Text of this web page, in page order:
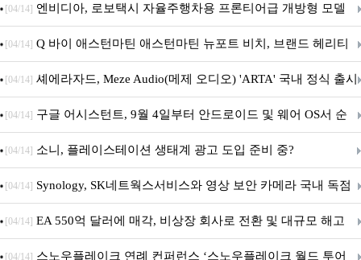
이트
[04/14] 엔비디아, 로보택시 자율주행차용 프론티어급 개방형 모델
‘알파마요 2 슈퍼’ 상업적 이용 가능
[04/14] Q 바이 애스턴마틴 애스턴마틴 뉴포트 비치, 브랜드 헤리티
지 담은 ‘헤리티지 에디션 컬렉션’ 공개
[04/14] 셰에라자드, Meze Audio(메제 오디오) 'ARTA' 국내 정식 출시
[04/14] 구글 어시스턴트, 9월 4일부터 안드로이드 및 웨어 OS서 순
차 서비스 종료
[04/14] 소니, 플레이스테이션 생태계 광고 도입 준비 중?
[04/14] Synology, SK네트웍스서비스와 영상 보안 카메라 국내 독점
판매 파트너십 체결
[04/14] EA 550억 달러에 매각, 비상장 회사로 전환 및 대규모 해고
전망
[04/14] 스노우플레이크 연례 컨퍼런스 ‘스노우플레이크 월드 투어